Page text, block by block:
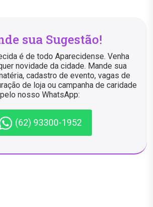
sua Sugestão!
é de todo Aparecidense. Venha
novidade da cidade. Mande sua
cadastro de evento, vagas de
de loja ou campanha de caridade
pelo nosso WhatsApp:
(62) 93300-1952